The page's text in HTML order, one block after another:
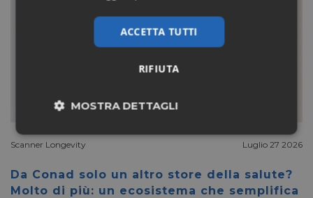
Scanner Longevity Luglio 27 2026
Da Conad solo un altro store della salute?
Molto di più: un ecosistema che semplifica
ACCETTA TUTTI
RIFIUTA
MOSTRA DETTAGLI
Necessari Marketing
Non classificati